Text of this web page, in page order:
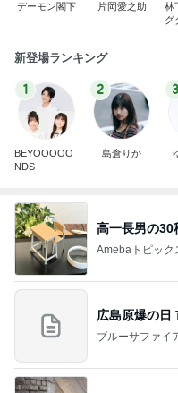
デーモン閣下 片岡愛之助
林
グ
新登場ランキング
1
BEYOOOOO
NDS
2
島倉りか
3
高一長男の30
Amebaトピック
広島原爆の日
ブルーサファイ